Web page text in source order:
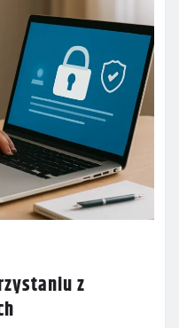
z